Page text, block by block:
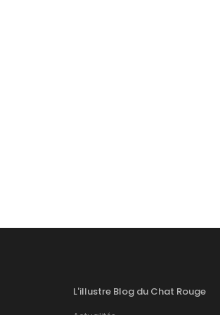
L'illustre Blog du Chat Rouge